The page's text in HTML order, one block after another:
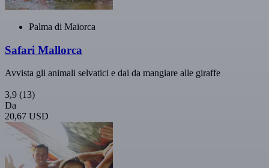
Palma di Maiorca
Safari Mallorca
Avvista gli animali selvatici e dai da mangiare alle giraffe
3,9 (13)
Da
20,67 USD